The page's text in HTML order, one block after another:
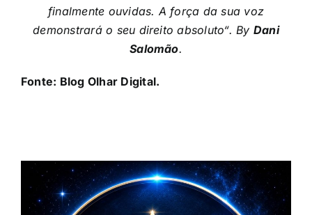
finalmente ouvidas. A força da sua voz
demonstrará o seu direito absoluto“. By Dani
Salomão.
Fonte: Blog Olhar Digital.